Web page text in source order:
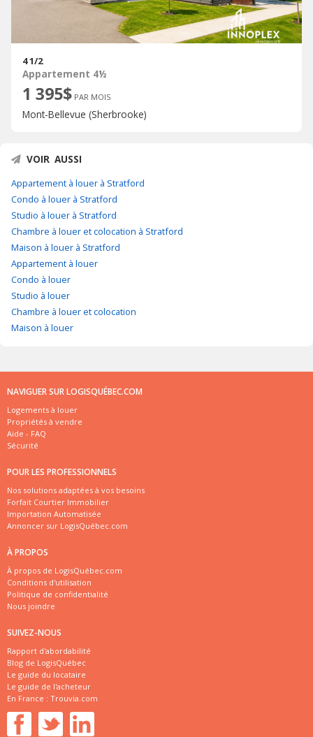
4 1/2
Appartement 4½
1 395$ PAR MOIS
Mont-Bellevue (Sherbrooke)
VOIR AUSSI
Appartement à louer à Stratford
Condo à louer à Stratford
Studio à louer à Stratford
Chambre à louer et colocation à Stratford
Maison à louer à Stratford
Appartement à louer
Condo à louer
Studio à louer
Chambre à louer et colocation
Maison à louer
NAVIGUER SUR LOGISQUÉBEC.COM
Logements à louer
Propriétés à vendre
Aide - FAQ
Sécurité
POUR LES PROFESSIONNELS
Nos solutions adaptées à vos besoins
Forfait Courtier Immobilier
Importation Automatisée
Annoncer sur LogisQuébec.com
À PROPOS
À propos de LogisQuébec.com
Conditions d'utilisation
Politique de confidentialité
Nous joindre
SUIVEZ-NOUS
Rapport d'abordabilité
Blog de LogisQuébec
Le guide du locataire
Le guide de l'acheteur
En France : Trouvia.com